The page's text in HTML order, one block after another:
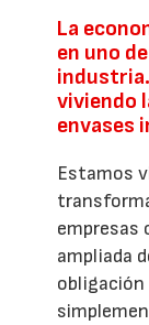
La
en uno
viviendo
envases
Estamos
empresas
ampliada